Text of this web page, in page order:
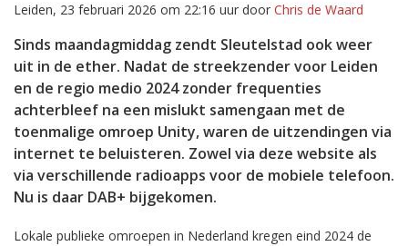
Leiden, 23 februari 2026 om 22:16 uur door Chris de Waard
Sinds maandagmiddag zendt Sleutelstad ook weer
uit in de ether. Nadat de streekzender voor Leiden
en de regio medio 2024 zonder frequenties
achterbleef na een mislukt samengaan met de
toenmalige omroep Unity, waren de uitzendingen via
internet te beluisteren. Zowel via deze website als
via verschillende radioapps voor de mobiele telefoon.
Nu is daar DAB+ bijgekomen.
Lokale publieke omroepen in Nederland kregen eind 2024 de